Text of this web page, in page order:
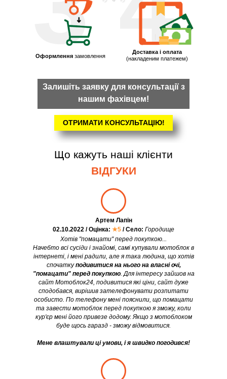
Оформлення замовлення
Доставка і оплата
(накладеним платежем)
ОТРИМАТИ КОНСУЛЬТАЦІЮ!
Залишіть заявку для консультації з
нашим фахівцем!
Що кажуть наші клієнти
ВІДГУКИ
Хотів "помацати" перед покупкою...
Начебто всі сусіди і знайомі, самі купували мотоблок в
інтернеті, і мені радили, але я така людина, що хотів
спочаткуподивитися на нього на власні очі,
"помацати" перед покупкою. Для інтересу зайшов на
сайт Мотоблок24, подивитися які ціни, сайт дуже
сподобався, вирішив зателефонувати розпитати
особисто. По телефону мені пояснили, що помацати
та завести мотоблок перед покупкою я зможу, коли
кур'єр мені його привезе додому. Якщо з мотоблоком
буде щось гаразд - зможу відмовитися.
Мене влаштували ці умови, і я швидко погодився!
Артем Лапін
02.10.2022 / Оцінка: ★5 / Село: Городище